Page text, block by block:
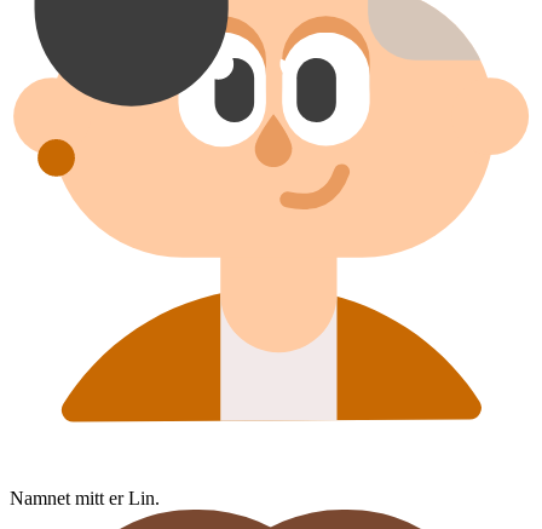
Namnet mitt er Lin.